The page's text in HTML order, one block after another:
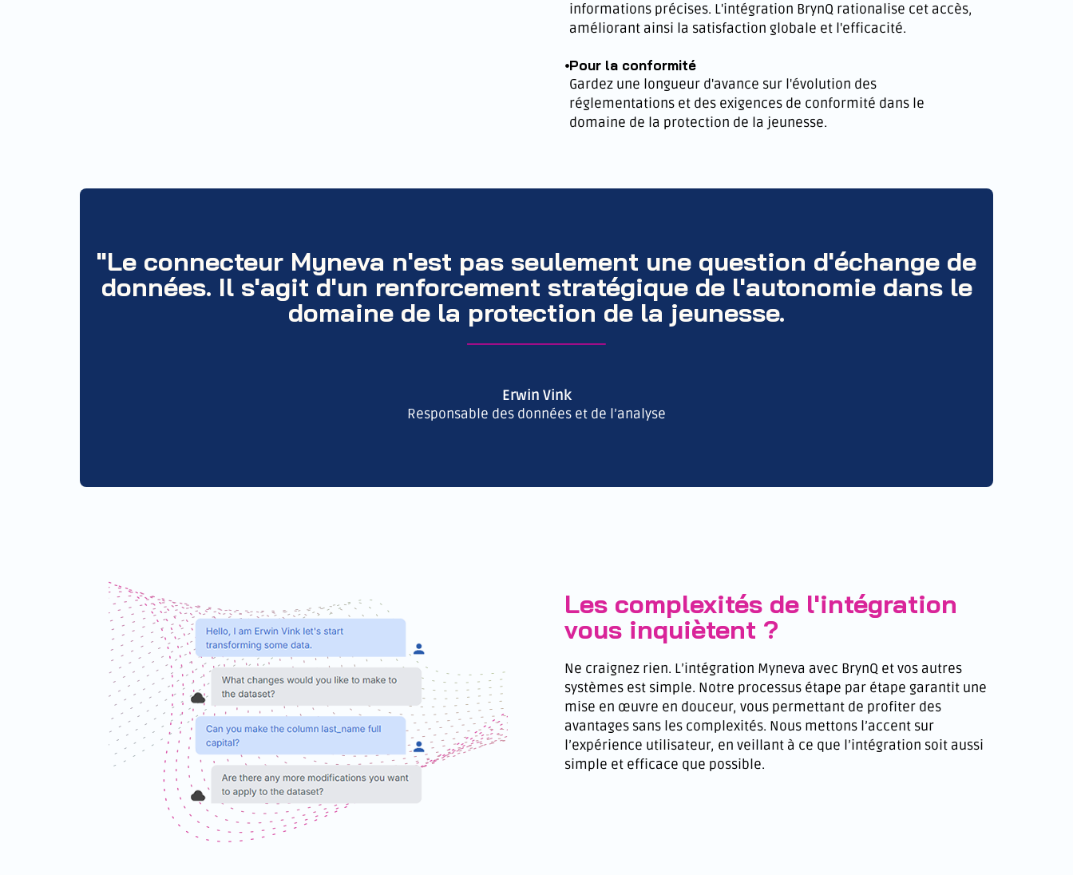
informations précises. L'intégration BrynQ rationalise cet accès,
améliorant ainsi la satisfaction globale et l'efficacité.
Pour la conformité
Gardez une longueur d'avance sur l'évolution des
réglementations et des exigences de conformité dans le
domaine de la protection de la jeunesse.
"Le connecteur Myneva n'est pas seulement une question d'échange de
données. Il s'agit d'un renforcement stratégique de l'autonomie dans le
domaine de la protection de la jeunesse.
Erwin Vink
Responsable des données et de l’analyse
Les complexités de l'intégration
vous inquiètent ?
Ne craignez rien. L’intégration Myneva avec BrynQ et vos autres
systèmes est simple. Notre processus étape par étape garantit une
mise en œuvre en douceur, vous permettant de profiter des
avantages sans les complexités. Nous mettons l’accent sur
l’expérience utilisateur, en veillant à ce que l’intégration soit aussi
simple et efficace que possible.